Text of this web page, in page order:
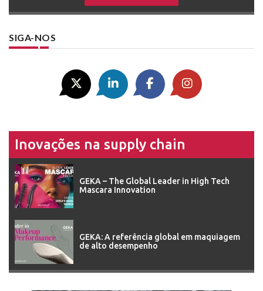
SIGA-NOS
Inovações na supply chain
GEKA – The Global Leader in High Tech
Mascara Innovation
GEKA: A referência global em maquiagem
de alto desempenho